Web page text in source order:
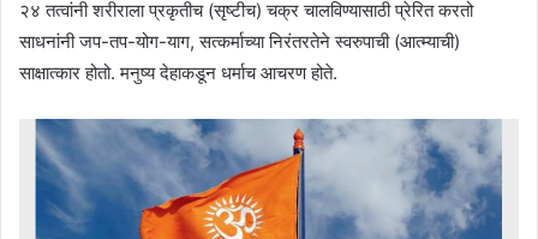
२४ तत्वांनी शरीराला प्रकृतीच (सृष्टीच) चक्र चालविण्यासाठी प्रेरित करतो
साधनांनी जप-तप-योग-याग, सत्कर्माच्या निरंतरतेने स्वरुपाची (आत्म्याची)
साक्षात्कार होतो. मनुष्य देहाकडून धर्माच आचरण होते.